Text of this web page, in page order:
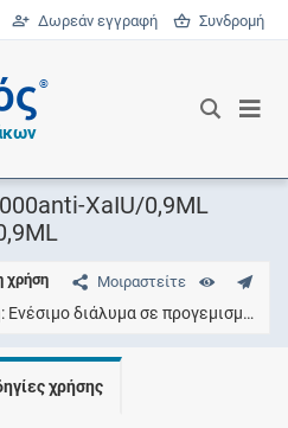
Δωρεάν εγγραφή Συνδρομή
®
XaIU/0,9ML
Μοιραστείτε
χρήση
Ενέσιμο διάλυμα σε προγεμισμένες σύριγγες
χρήσης